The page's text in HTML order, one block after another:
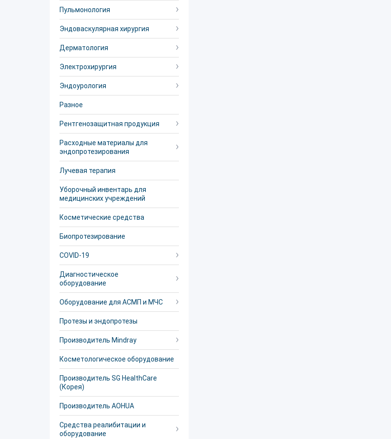
Пульмонология
Эндоваскулярная хирургия
Дерматология
Электрохирургия
Эндоурология
Разное
Рентгенозащитная продукция
Расходные материалы для
эндопротезирования
Лучевая терапия
Уборочный инвентарь для
медицинских учреждений
Косметические средства
Биопротезирование
COVID-19
Диагностическое
оборудование
Оборудование для АСМП и МЧС
Протезы и эндопротезы
Производитель Mindray
Косметологическое оборудование
Производитель SG HealthCare
(Корея)
Производитель AOHUA
Средства реалибитации и
оборудование